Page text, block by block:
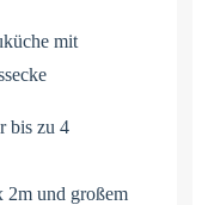
mit
bis zu 4
2m und großem